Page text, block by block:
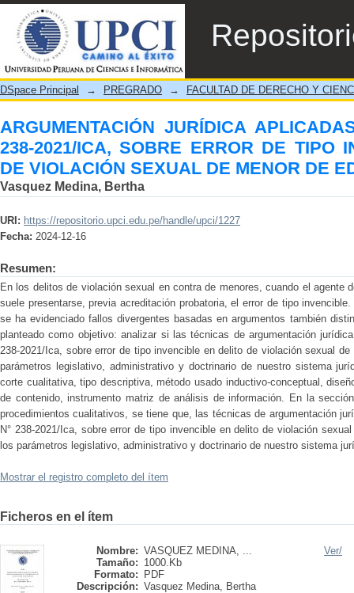
ARGUMENTACIÓN JURÍDICA
DE TIPO INVENCIBLE EN DELITO DE
DSpace Principal → PREGRADO → FACULTAD DE DERECHO Y
ARGUMENTACIÓN JURÍDICA
238-2021/ICA, SOBRE ERROR DE TIPO
DE VIOLACIÓN SEXUAL DE MENOR DE
Vasquez Medina, Bertha
URI: https://repositorio.upci.edu.pe/handle/upci/1227
Fecha: 2024-12-16
Resumen:
En los delitos de violación sexual en contra de menores, cuando el agente
suele presentarse, previa acreditación probatoria, el error de tipo
se ha evidenciado fallos divergentes basadas en argumentos también
planteado como objetivo: analizar si las técnicas de argumentación
238-2021/Ica, sobre error de tipo invencible en delito de violación sexual
parámetros legislativo, administrativo y doctrinario de nuestro sistema
corte cualitativa, tipo descriptiva, método usado inductivo-conceptual,
de contenido, instrumento matriz de análisis de información. En la
procedimientos cualitativos, se tiene que, las técnicas de argumentación
N° 238-2021/Ica, sobre error de tipo invencible en delito de violación
los parámetros legislativo, administrativo y doctrinario de nuestro sistema
Mostrar el registro completo del ítem
Ficheros en el ítem
Nombre: VASQUEZ MEDINA, ...
Tamaño: 1000.Kb
Formato:
PDF
Descripción: Vasquez Medina, Bertha
Ver/